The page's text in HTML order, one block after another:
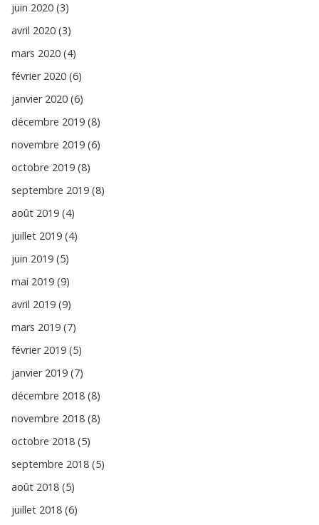
juin 2020 (3)
avril 2020 (3)
mars 2020 (4)
février 2020 (6)
janvier 2020 (6)
décembre 2019 (8)
novembre 2019 (6)
octobre 2019 (8)
septembre 2019 (8)
août 2019 (4)
juillet 2019 (4)
juin 2019 (5)
mai 2019 (9)
avril 2019 (9)
mars 2019 (7)
février 2019 (5)
janvier 2019 (7)
décembre 2018 (8)
novembre 2018 (8)
octobre 2018 (5)
septembre 2018 (5)
août 2018 (5)
juillet 2018 (6)